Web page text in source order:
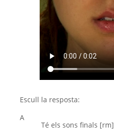
Escull la resposta:
A
Té els sons finals [rm]